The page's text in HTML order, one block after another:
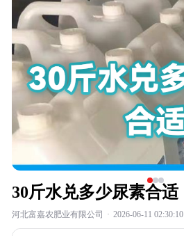
30斤水兑多少尿素合适
河北富嘉农肥业有限公司 · 2026-06-11 02:30:10